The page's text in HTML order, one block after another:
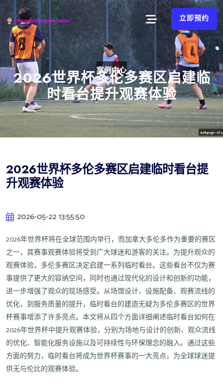
立即预约
2026世界杯多伦多赛区启建临
时看台提升观赛体验
2026世界杯多伦多赛区启建临时看台提
升观赛体验
2026-05-22 13:55:50
2026年世界杯将在全球范围内举行，而加拿大多伦多作为重要的赛区
之一，其赛事观赛体验将受到广大球迷和游客的关注。为提升观众的
观赛体验，多伦多赛区决定启建一系列临时看台。这些看台不仅为赛
事提供了更大的容纳空间，同时也通过现代化的设计和创新的功能，
进一步增强了观众的现场感受。从场馆设计、设施配备、观赛流线的
优化，到服务质量的提升，临时看台的建造无疑为多伦多赛区的世界
杯赛事增添了许多亮点。本文将从四个方面详细阐述临时看台如何在
2026年世界杯中提升观赛体验，分别为场地与设计的创新、观众流线
的优化、智能化服务设施以及可持续性与环保理念的融入。通过这些
方面的努力，临时看台将成为世界杯赛事的一大亮点，为全球球迷提
供无与伦比的观赛体验。